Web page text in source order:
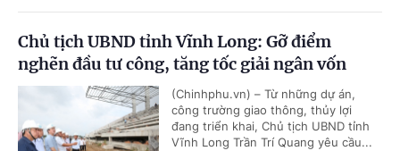
Chủ tịch UBND tỉnh Vĩnh Long: Gỡ điểm
nghẽn đầu tư công, tăng tốc giải ngân vốn
(Chinhphu.vn) – Từ những dự án,
công trường giao thông, thủy lợi
đang triển khai, Chủ tịch UBND tỉnh
Vĩnh Long Trần Trí Quang yêu cầu...